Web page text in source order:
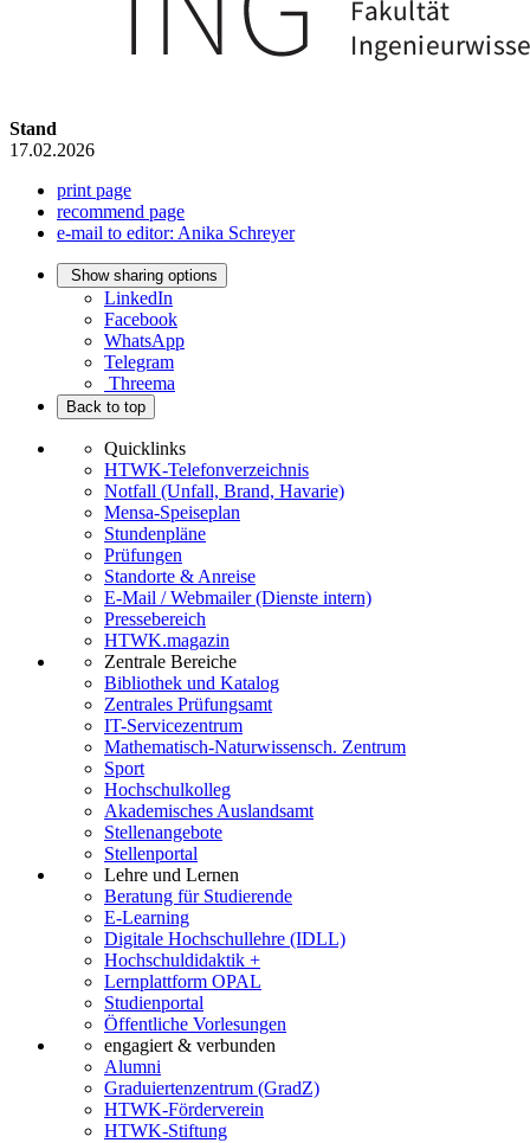
Stand
17.02.2026
print page
recommend page
e-mail to editor: Anika Schreyer
Show sharing options
LinkedIn
Facebook
WhatsApp
Telegram
Threema
Back to top
Quicklinks
HTWK-Telefonverzeichnis
Notfall (Unfall, Brand, Havarie)
Mensa-Speiseplan
Stundenpläne
Prüfungen
Standorte & Anreise
E-Mail / Webmailer (Dienste intern)
Pressebereich
HTWK.magazin
Zentrale Bereiche
Bibliothek und Katalog
Zentrales Prüfungsamt
IT-Servicezentrum
Mathematisch-Naturwissensch. Zentrum
Sport
Hochschulkolleg
Akademisches Auslandsamt
Stellenangebote
Stellenportal
Lehre und Lernen
Beratung für Studierende
E-Learning
Digitale Hochschullehre (IDLL)
Hochschuldidaktik +
Lernplattform OPAL
Studienportal
Öffentliche Vorlesungen
engagiert & verbunden
Alumni
Graduiertenzentrum (GradZ)
HTWK-Förderverein
HTWK-Stiftung